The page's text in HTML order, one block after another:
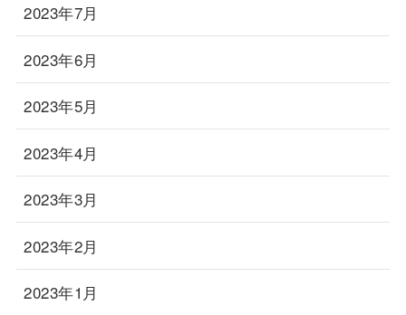
2023年7月
2023年6月
2023年5月
2023年4月
2023年3月
2023年2月
2023年1月